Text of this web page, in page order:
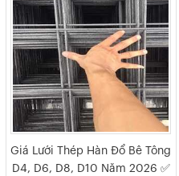
Giá Lưới Thép Hàn Đổ Bê Tông
D4, D6, D8, D10 Năm 2026 ✅